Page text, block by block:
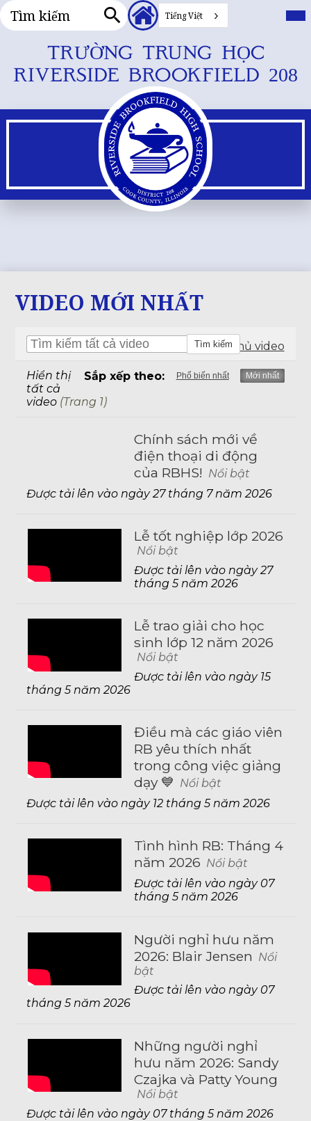
Bỏ
qua
nội
dung
chính
TRƯỜNG TRUNG HỌC
RIVERSIDE BROOKFIELD 208
Tìm
kiếm
kiếm
Tiêu
đề
kết
phụ
Tiếng Việt
VIDEO MỚI NHẤT
Đi đến trang chủ video
Sắp xếp theo: Phổ biến nhất Mới nhất
Hiển thị
tất cả
video (Trang 1)
Chính sách mới về
điện thoại di động
của RBHS! Nổi bật
Được tải lên vào ngày 27 tháng 7 năm 2026
Lễ tốt nghiệp lớp 2026
Nổi bật
Được tải lên vào ngày 27
tháng 5 năm 2026
Lễ trao giải cho học
sinh lớp 12 năm 2026
Nổi bật
Được tải lên vào ngày 15
tháng 5 năm 2026
Điều mà các giáo viên
RB yêu thích nhất
trong công việc giảng
dạy 💙 Nổi bật
Được tải lên vào ngày 12 tháng 5 năm 2026
Tình hình RB: Tháng 4
năm 2026 Nổi bật
Được tải lên vào ngày 07
tháng 5 năm 2026
Người nghỉ hưu năm
2026: Blair Jensen Nổi
bật
Được tải lên vào ngày 07
tháng 5 năm 2026
Những người nghỉ
hưu năm 2026: Sandy
Czajka và Patty Young
Nổi bật
Được tải lên vào ngày 07 tháng 5 năm 2026